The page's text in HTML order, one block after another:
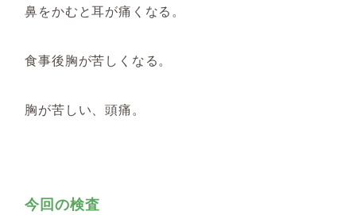
鼻をかむと耳が痛くなる。
食事後胸が苦しくなる。
胸が苦しい、頭痛。
今回の検査